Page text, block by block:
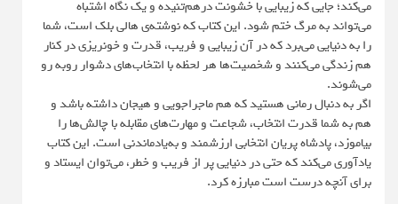
می‌کند؛ جایی که زیبایی با خشونت درهم‌تنیده و یک نگاه اشتباه
می‌تواند به مرگ ختم شود. این کتاب که نوشته‌ی هالی بلک است، شما
را به دنیایی می‌برد که در آن زیبایی و فریب، قدرت و خونریزی در کنار
هم زندگی می‌کنند و شخصیت‌ها هر لحظه با انتخاب‌های دشوار روبه ‌رو
می‌شوند.
اگر به دنبال رمانی هستید که هم ماجراجویی و هیجان داشته باشد و
هم به شما قدرت انتخاب، شجاعت و مهارت‌های مقابله با چالش‌ها را
بیاموزد، پادشاه پریان انتخابی ارزشمند و به‌یادماندنی است. این کتاب
یادآوری می‌کند که حتی در دنیایی پر از فریب و خطر، می‌توان ایستاد و
برای آنچه درست است مبارزه کرد.